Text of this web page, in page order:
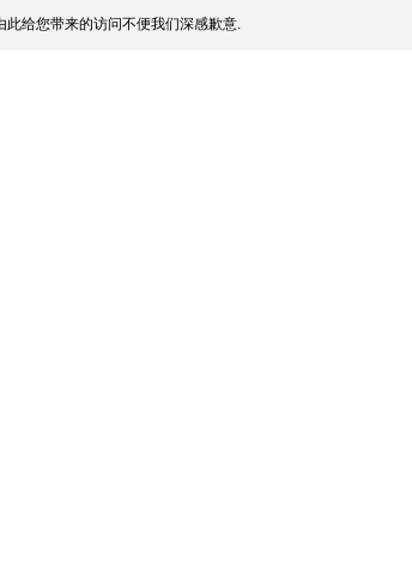
给您带来的访问不便我们深感歉意.